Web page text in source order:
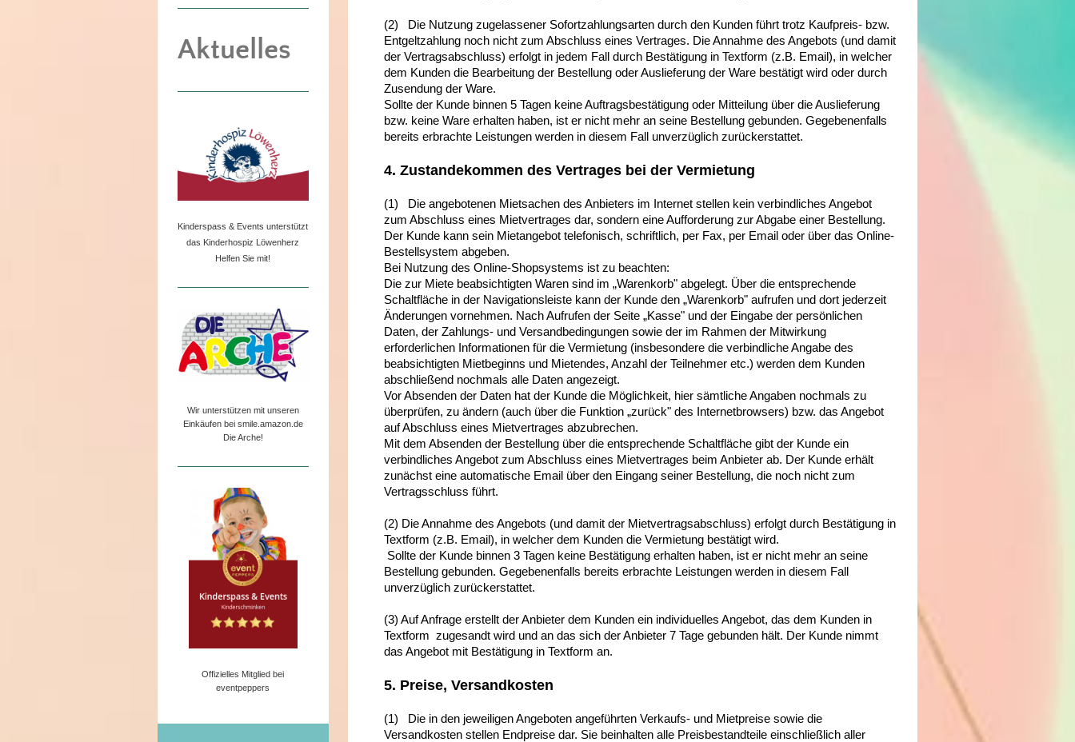
(2) Die Nutzung zugelassener Sofortzahlungsarten durch den Kunden führt trotz Kaufpreis- bzw.
Entgeltzahlung noch nicht zum Abschluss eines Vertrages. Die Annahme des Angebots (und damit
der Vertragsabschluss) erfolgt in jedem Fall durch Bestätigung in Textform (z.B. Email), in welcher
dem Kunden die Bearbeitung der Bestellung oder Auslieferung der Ware bestätigt wird oder durch
Zusendung der Ware.
Sollte der Kunde binnen 5 Tagen keine Auftragsbestätigung oder Mitteilung über die Auslieferung
bzw. keine Ware erhalten haben, ist er nicht mehr an seine Bestellung gebunden. Gegebenenfalls
bereits erbrachte Leistungen werden in diesem Fall unverzüglich zurückerstattet.
4. Zustandekommen des Vertrages bei der Vermietung
(1) Die angebotenen Mietsachen des Anbieters im Internet stellen kein verbindliches Angebot
zum Abschluss eines Mietvertrages dar, sondern eine Aufforderung zur Abgabe einer Bestellung.
Der Kunde kann sein Mietangebot telefonisch, schriftlich, per Fax, per Email oder über das Online-
Bestellsystem abgeben.
Bei Nutzung des Online-Shopsystems ist zu beachten:
Die zur Miete beabsichtigten Waren sind im „Warenkorb" abgelegt. Über die entsprechende
Schaltfläche in der Navigationsleiste kann der Kunde den „Warenkorb" aufrufen und dort jederzeit
Änderungen vornehmen. Nach Aufrufen der Seite „Kasse" und der Eingabe der persönlichen
Daten, der Zahlungs- und Versandbedingungen sowie der im Rahmen der Mitwirkung
erforderlichen Informationen für die Vermietung (insbesondere die verbindliche Angabe des
beabsichtigten Mietbeginns und Mietendes, Anzahl der Teilnehmer etc.) werden dem Kunden
abschließend nochmals alle Daten angezeigt.
Vor Absenden der Daten hat der Kunde die Möglichkeit, hier sämtliche Angaben nochmals zu
überprüfen, zu ändern (auch über die Funktion „zurück" des Internetbrowsers) bzw. das Angebot
auf Abschluss eines Mietvertrages abzubrechen.
Mit dem Absenden der Bestellung über die entsprechende Schaltfläche gibt der Kunde ein
verbindliches Angebot zum Abschluss eines Mietvertrages beim Anbieter ab. Der Kunde erhält
zunächst eine automatische Email über den Eingang seiner Bestellung, die noch nicht zum
Vertragsschluss führt.
(2) Die Annahme des Angebots (und damit der Mietvertragsabschluss) erfolgt durch Bestätigung in
Textform (z.B. Email), in welcher dem Kunden die Vermietung bestätigt wird.
Sollte der Kunde binnen 3 Tagen keine Bestätigung erhalten haben, ist er nicht mehr an seine
Bestellung gebunden. Gegebenenfalls bereits erbrachte Leistungen werden in diesem Fall
unverzüglich zurückerstattet.
(3) Auf Anfrage erstellt der Anbieter dem Kunden ein individuelles Angebot, das dem Kunden in
Textform zugesandt wird und an das sich der Anbieter 7 Tage gebunden hält. Der Kunde nimmt
das Angebot mit Bestätigung in Textform an.
5. Preise, Versandkosten
(1) Die in den jeweiligen Angeboten angeführten Verkaufs- und Mietpreise sowie die
Versandkosten stellen Endpreise dar. Sie beinhalten alle Preisbestandteile einschließlich aller
Aktuelles
Kinderspass & Events unterstützt
das Kinderhospiz Löwenherz
Helfen Sie mit!
Wir unterstützen mit unseren
Einkäufen bei smile.amazon.de
Die Arche!
Offizielles Mitglied bei
eventpeppers